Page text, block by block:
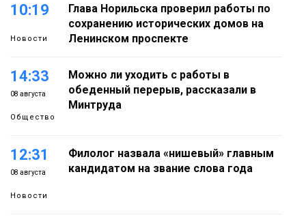
10:19
Новости
Глава Норильска проверил работы по
сохранению исторических домов на
Ленинском проспекте
14:33
08 августа
Общество
Можно ли уходить с работы в
обеденный перерыв, рассказали в
Минтруда
12:31
08 августа
Новости
Филолог назвала «нишевый» главным
кандидатом на звание слова года